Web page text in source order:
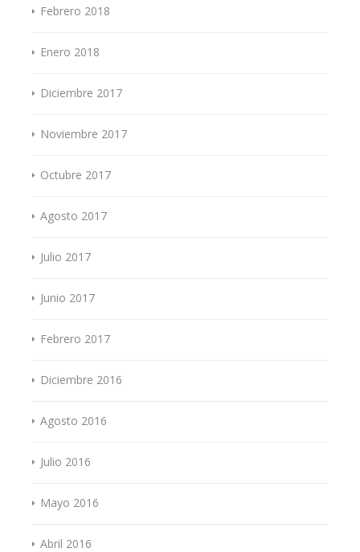
Febrero 2018
Enero 2018
Diciembre 2017
Noviembre 2017
Octubre 2017
Agosto 2017
Julio 2017
Junio 2017
Febrero 2017
Diciembre 2016
Agosto 2016
Julio 2016
Mayo 2016
Abril 2016